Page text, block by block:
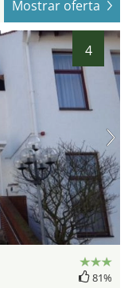
Mostrar oferta
4
81%